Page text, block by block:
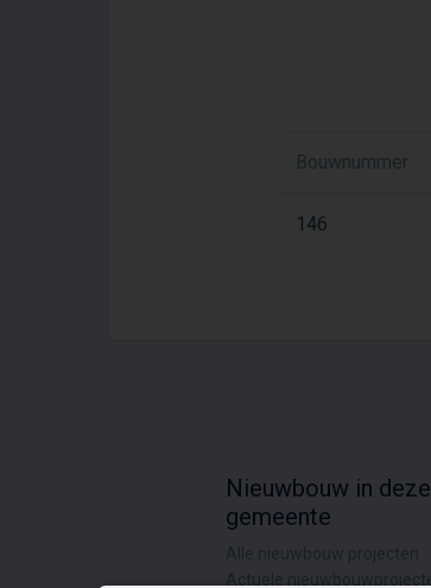
Bouwnummer
146
Nieuwbouw in deze
gemeente